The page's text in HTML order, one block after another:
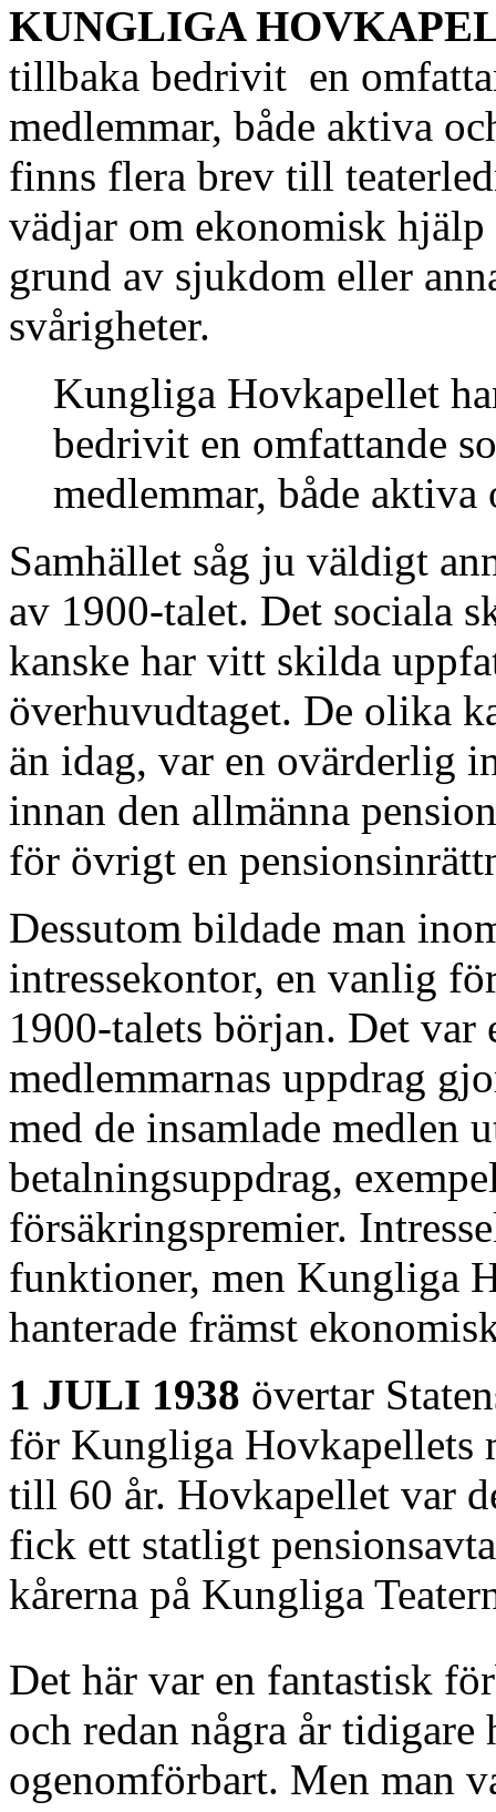
KUNGLIGA
tillbaka bedrivit en
medlemmar, både aktiva
finns flera brev till
vädjar om ekonomisk
grund av sjukdom eller
svårigheter.
Kungliga Hovkapellet
bedrivit en omfattande
medlemmar, både aktiva
Samhället såg ju väldigt
av 1900-talet. Det sociala
kanske har vitt skilda
överhuvudtaget. De olika
än idag, var en ovärderlig
innan den allmänna
för övrigt en
Dessutom bildade man
intressekontor, en vanlig
1900-talets början. Det var
medlemmarnas uppdrag
med de insamlade medlen
betalningsuppdrag,
försäkringspremier.
funktioner, men Kungliga
hanterade främst
1 JULI 1938 övertar
för Kungliga Hovkapellets
till 60 år. Hovkapellet var
fick ett statligt
kårerna på Kungliga
Det här var en fantastisk
och redan några år
ogenomförbart. Men man